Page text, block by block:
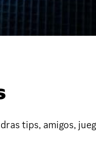
tips, amigos,